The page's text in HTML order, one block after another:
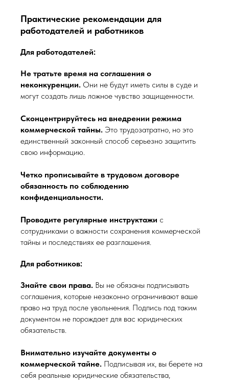
Практические рекомендации для
работодателей и работников
Для работодателей:
Не тратьте время на соглашения о
неконкуренции. Они не будут иметь силы в суде и
могут создать лишь ложное чувство защищенности.
Сконцентрируйтесь на внедрении режима
коммерческой тайны. Это трудозатратно, но это
единственный законный способ серьезно защитить
свою информацию.
Четко прописывайте в трудовом договоре
обязанность по соблюдению
конфиденциальности.
Проводите регулярные инструктажи с
сотрудниками о важности сохранения коммерческой
тайны и последствиях ее разглашения.
Для работников:
Знайте свои права. Вы не обязаны подписывать
соглашения, которые незаконно ограничивают ваше
право на труд после увольнения. Подпись под таким
документом не порождает для вас юридических
обязательств.
Внимательно изучайте документы о
коммерческой тайне. Подписывая их, вы берете на
себя реальные юридические обязательства,